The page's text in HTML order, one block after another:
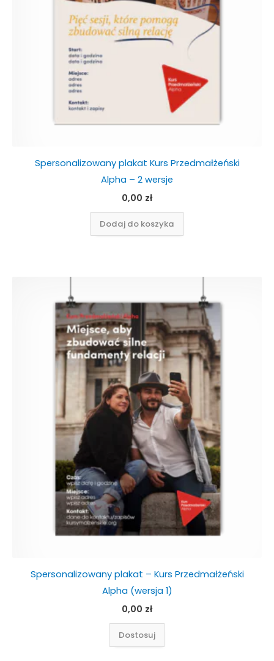
Spersonalizowany plakat Kurs Przedmałżeński
Alpha – 2 wersje
0,00 zł
Dodaj do koszyka
Spersonalizowany plakat – Kurs Przedmałżeński
Alpha (wersja 1)
0,00 zł
Dostosuj